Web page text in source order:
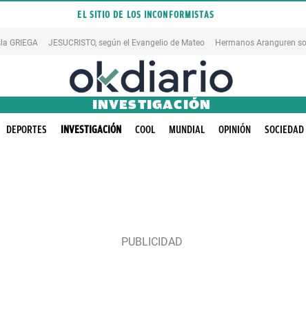
EL SITIO DE LOS INCONFORMISTAS
GRIEGA JESUCRISTO, según el Evangelio de Mateo Hermanos Aranguren
INVESTIGACIÓN
DEPORTES INVESTIGACIÓN COOL MUNDIAL OPINIÓN SOCIEDAD